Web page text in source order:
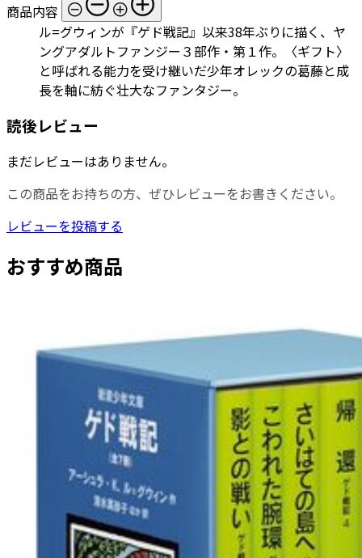
商品内容
ル=グウィンが『ゲド戦記』以来38年ぶりに描く、ヤ
ングアダルトファンジー３部作・第１作。〈ギフト〉
と呼ばれる能力を受け継いだ少年オレックの葛藤と成
長を軸に紡ぐ壮大なファンタジー。
読後レビュー
まだレビューはありません。
この商品をお持ちの方、ぜひレビューをお書きください。
レビューを投稿する
おすすめ商品